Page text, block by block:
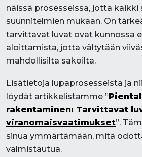
näissä prosesseissa, jotta kaikki
suunnitelmien mukaan. On
tarvittavat luvat ovat kunnossa
aloittamista, jotta vältytään
mahdollisilta sakoilta.
Lisätietoja lupaprosesseista ja
löydät artikkelistamme ”
rakentaminen: Tarvittavat
viranomaisvaatimukset”.
sinua ymmärtämään, mitä
valmistautua.